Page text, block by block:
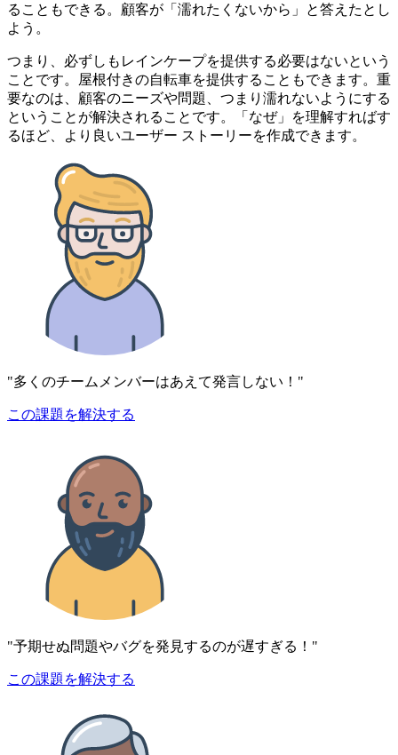
ることもできる。顧客が「濡れたくないから」と答えたとし
よう。
つまり、必ずしもレインケープを提供する必要はないという
ことです。屋根付きの自転車を提供することもできます。重
要なのは、顧客のニーズや問題、つまり濡れないようにする
ということが解決されることです。「なぜ」を理解すればす
るほど、より良いユーザー ストーリーを作成できます。
"多くのチームメンバーはあえて発言しない！"
この課題を解決する
"予期せぬ問題やバグを発見するのが遅すぎる！"
この課題を解決する